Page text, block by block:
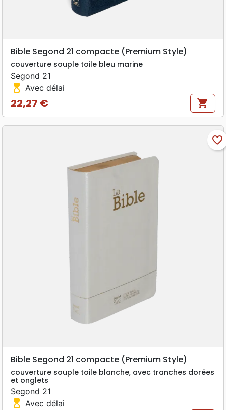
Bible Segond 21 compacte (Premium Style)
couverture souple toile bleu marine
Segond 21
hourglass_top Avec délai
Prix
22,27 € shopping_cart
favorite_border
Bible Segond 21 compacte (Premium Style)
couverture souple toile blanche, avec tranches dorées
et onglets
Segond 21
hourglass_top Avec délai